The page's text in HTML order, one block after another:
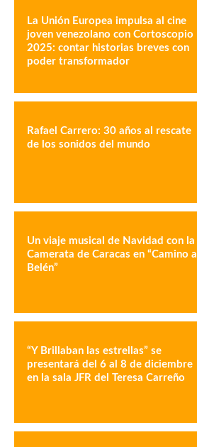
La Unión Europea impulsa al cine
joven venezolano con Cortoscopio
2025: contar historias breves con
poder transformador
Rafael Carrero: 30 años al rescate
de los sonidos del mundo
Un viaje musical de Navidad con la
Camerata de Caracas en “Camino a
Belén”
“Y Brillaban las estrellas” se
presentará del 6 al 8 de diciembre
en la sala JFR del Teresa Carreño